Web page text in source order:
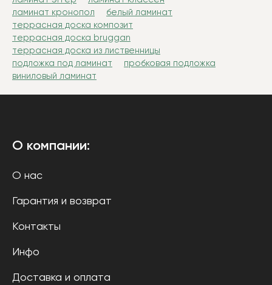
ламинат кронопол
белый ламинат
террасная доска композит
террасная доска bruggan
террасная доска из лиственницы
подложка под ламинат
пробковая подложка
виниловый ламинат
О компании:
О нас
Гарантия и возврат
Контакты
Инфо
Доставка и оплата